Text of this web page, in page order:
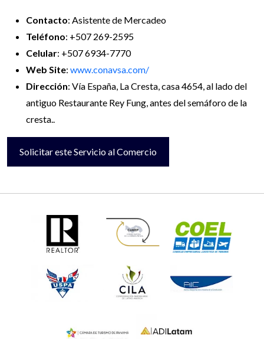
Contacto: Asistente de Mercadeo
Teléfono: +507 269-2595
Celular: +507 6934-7770
Web Site: www.conavsa.com/
Dirección: Vía España, La Cresta, casa 4654, al lado del
antiguo Restaurante Rey Fung, antes del semáforo de la
cresta..
Solicitar este Servicio al Comercio